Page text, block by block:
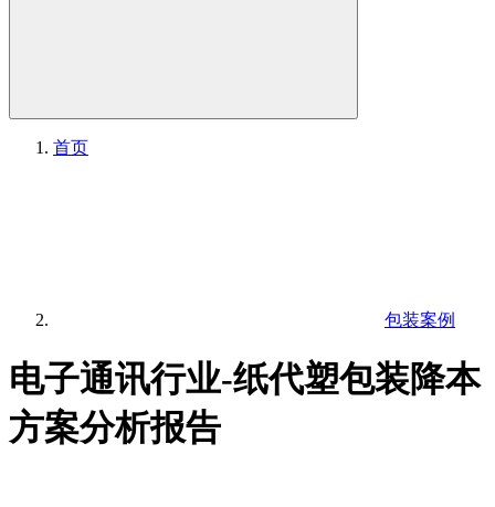
首页
包装案例
电子通讯行业-纸代塑包装降本
方案分析报告